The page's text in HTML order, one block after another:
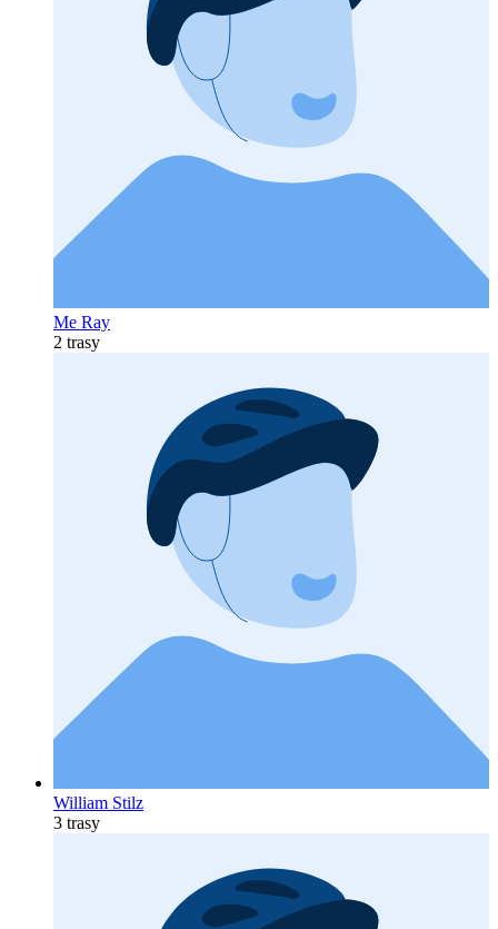
Me Ray
2 trasy
William Stilz
3 trasy